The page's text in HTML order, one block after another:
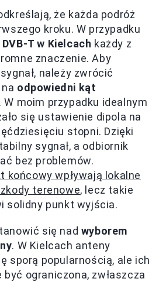
że każda podróż
kroku. W przypadku
T w Kielcach każdy z
znaczenie. Aby
należy zwrócić
odpowiedni kąt
. W moim przypadku idealnym
się ustawienie dipola na
stopni. Dzięki
sygnał, a odbiornik
bez problemów.
końcowy wpływają lokalne
terenowe, lecz takie
solidny punkt wyjścia.
się nad wyborem
. W Kielcach anteny
sporą popularnością, ale ich
ograniczona, zwłaszcza